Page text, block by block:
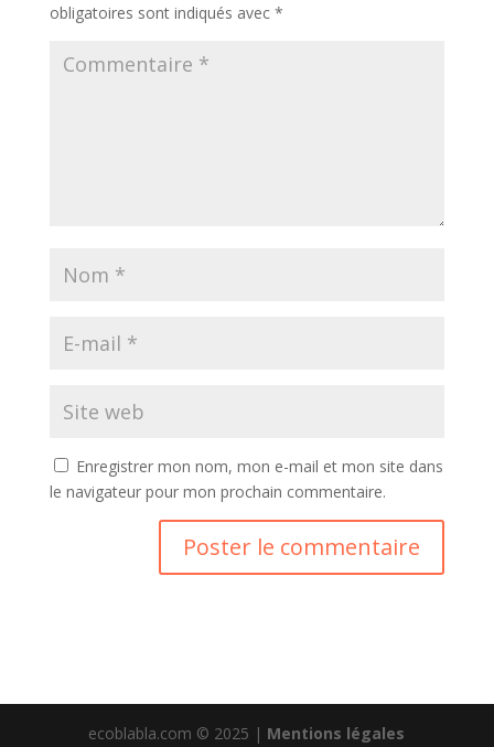
obligatoires sont indiqués avec *
Enregistrer mon nom, mon e-mail et mon site dans
le navigateur pour mon prochain commentaire.
ecoblabla.com © 2025 | Mentions légales